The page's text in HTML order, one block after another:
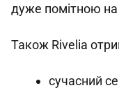
дуже помітною на
Також Rivelia
сучасний